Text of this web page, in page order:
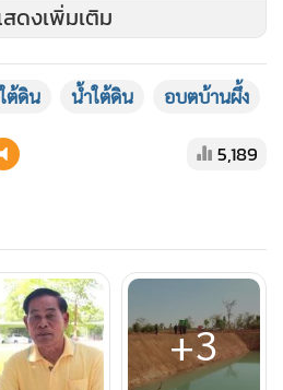
ไปให้ชาวบ้านได้ใช้ได้ดื่ม เพราะน้ำ
นเหลือน้อย ทั้งเค็ม และกร่อย
าใช้ได้
ดงเพิ่มเติม
ต้ดิน น้ำใต้ดิน อบตบ้านผึ้ง
5,189
+3